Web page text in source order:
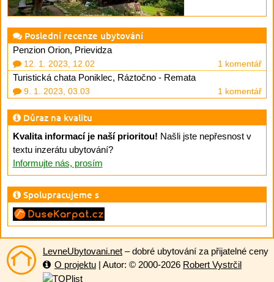
Poslední recenze ubytování
Penzion Orion, Prievidza
12. 1. 2023, 12.02 1 komentář
Turistická chata Poniklec, Ráztočno - Remata
9. 1. 2023, 03.03 1 komentář
Důraz na kvalitu
Kvalita informací je naší prioritou! Našli jste nepřesnost v
textu inzerátu ubytování?
Informujte nás, prosím
Spolupracujeme s
LevneUbytovani.net – dobré ubytování za přijatelné ceny
O projektu | Autor: © 2000-2026 Robert Vystrčil